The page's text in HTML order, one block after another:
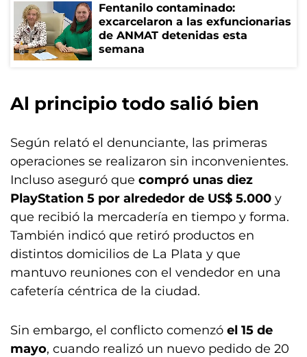
Fentanilo contaminado:
excarcelaron a las exfuncionarias
de ANMAT detenidas esta
semana
Al principio todo salió bien
Según relató el denunciante, las primeras
operaciones se realizaron sin inconvenientes.
Incluso aseguró que compró unas diez
PlayStation 5 por alrededor de US$ 5.000 y
que recibió la mercadería en tiempo y forma.
También indicó que retiró productos en
distintos domicilios de La Plata y que
mantuvo reuniones con el vendedor en una
cafetería céntrica de la ciudad.
Sin embargo, el conflicto comenzó el 15 de
mayo, cuando realizó un nuevo pedido de 20